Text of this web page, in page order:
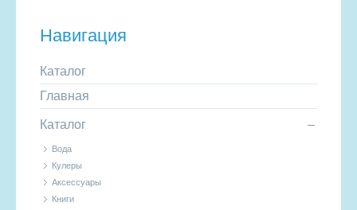
Навигация
Каталог
Главная
Каталог
Вода
Кулеры
Аксессуары
Книги